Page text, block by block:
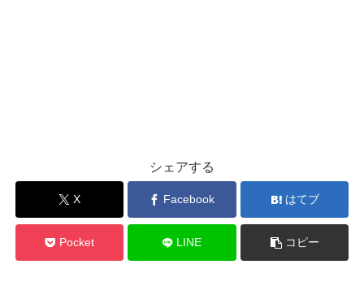
シェアする
X Facebook はてブ
Pocket LINE コピー